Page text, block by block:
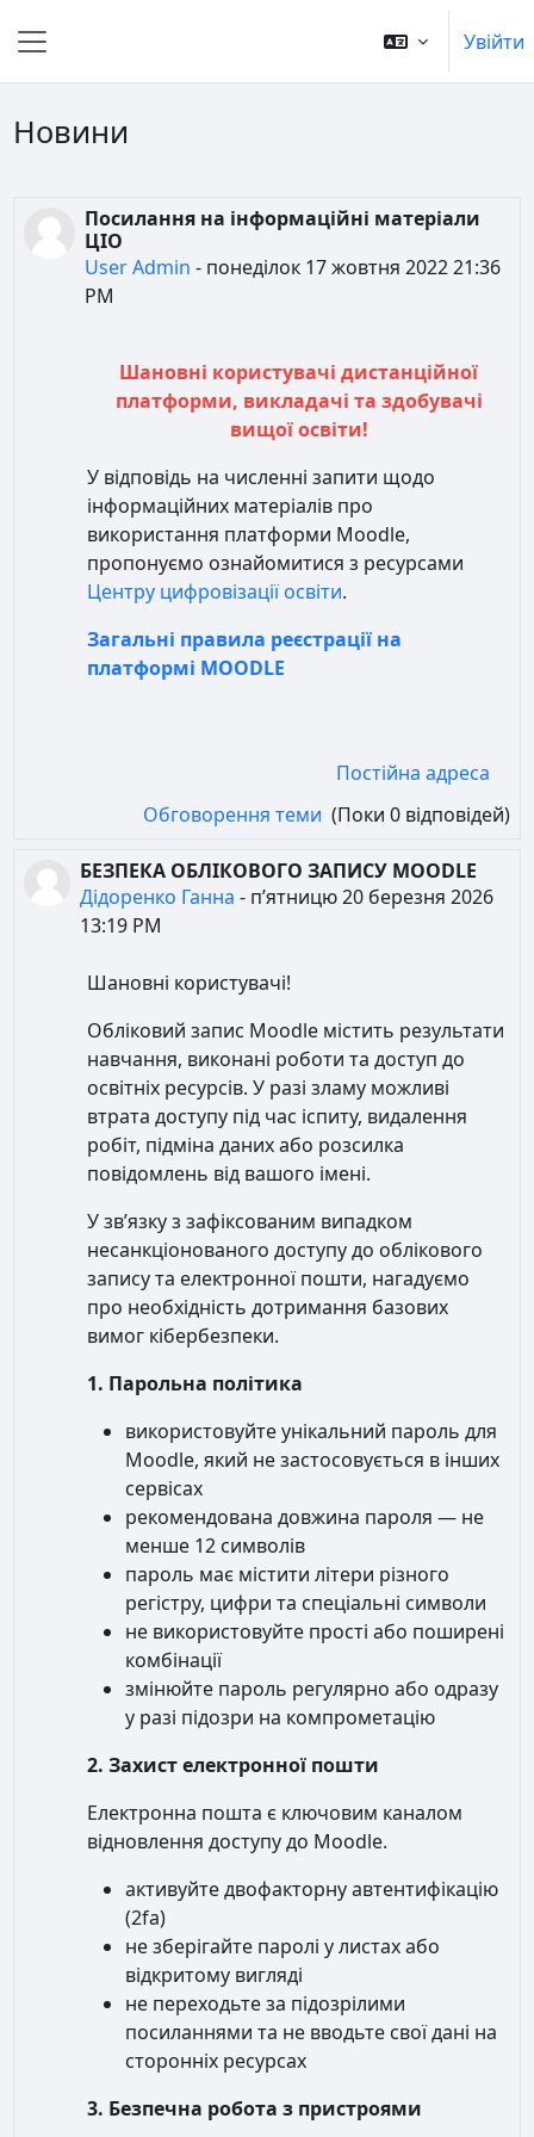
Увійти
Новини
Посилання на інформаційні матеріали
ЦІО
User Admin - понеділок 17 жовтня 2022 21:36
PM
Шановні користувачі дистанційної
платформи, викладачі та здобувачі
вищої освіти!
У відповідь на численні запити щодо
інформаційних матеріалів про
використання платформи Moodle,
пропонуємо ознайомитися з ресурсами
Центру цифровізації освіти.
Загальні правила реєстрації на
платформі MOODLE
Постійна адреса
Обговорення теми (Поки 0 відповідей)
БЕЗПЕКА ОБЛІКОВОГО ЗАПИСУ MOODLE
Дідоренко Ганна - пʼятницю 20 березня 2026
13:19 PM
Шановні користувачі!
Обліковий запис Moodle містить результати
навчання, виконані роботи та доступ до
освітніх ресурсів. У разі зламу можливі
втрата доступу під час іспиту, видалення
робіт, підміна даних або розсилка
повідомлень від вашого імені.
У зв’язку з зафіксованим випадком
несанкціонованого доступу до облікового
запису та електронної пошти, нагадуємо
про необхідність дотримання базових
вимог кібербезпеки.
1. Парольна політика
використовуйте унікальний пароль для
Moodle, який не застосовується в інших
сервісах
рекомендована довжина пароля — не
менше 12 символів
пароль має містити літери різного
регістру, цифри та спеціальні символи
не використовуйте прості або поширені
комбінації
змінюйте пароль регулярно або одразу
у разі підозри на компрометацію
2. Захист електронної пошти
Електронна пошта є ключовим каналом
відновлення доступу до Moodle.
активуйте двофакторну автентифікацію
(2fa)
не зберігайте паролі у листах або
відкритому вигляді
не переходьте за підозрілими
посиланнями та не вводьте свої дані на
сторонніх ресурсах
3. Безпечна робота з пристроями